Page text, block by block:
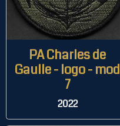
PA Charles de
Gaulle - logo - mod
7
2022